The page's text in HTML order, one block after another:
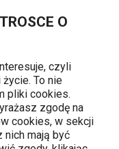
O
czyli
To nie
pliki cookies.
zgodę na
cookies, w sekcji
nich mają być